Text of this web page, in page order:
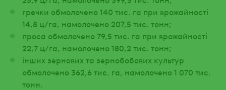
гречки обмолочено 140 тис. га при врожайності
14,8 ц/га, намолочено 207,5 тис. тонн;
проса обмолочено 79,5 тис. га при врожайності
22,7 ц/га, намолочено 180,2 тис. тонн;
інших зернових та зернобобових культур
обмолочено 362,6 тис. га, намолочено 1 070 тис.
тонн.